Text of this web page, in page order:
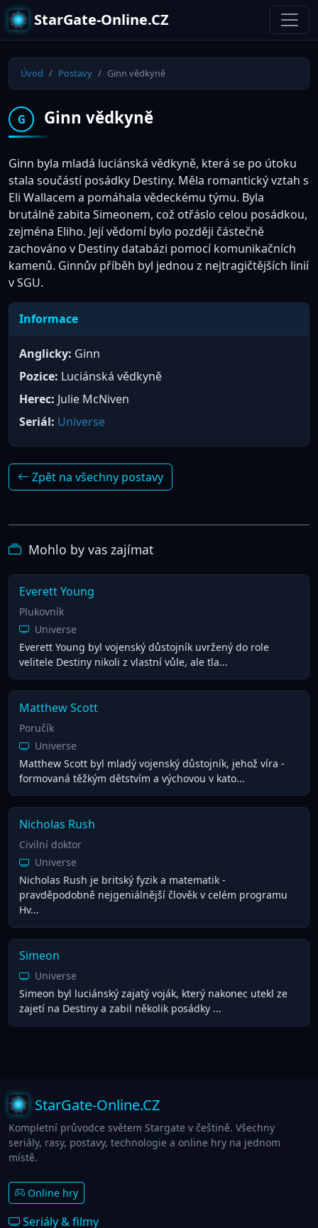
StarGate-Online.CZ
Úvod Postavy Ginn vědkyně
G Ginn vědkyně
Ginn byla mladá luciánská vědkyně, která se po útoku
stala součástí posádky Destiny. Měla romantický vztah s
Eli Wallacem a pomáhala vědeckému týmu. Byla
brutálně zabita Simeonem, což otřáslo celou posádkou,
zejména Eliho. Její vědomí bylo později částečně
zachováno v Destiny databázi pomocí komunikačních
kamenů. Ginnův příběh byl jednou z nejtragičtějších linií
v SGU.
Informace
Anglicky: Ginn
Pozice: Luciánská vědkyně
Herec: Julie McNiven
Seriál: Universe
Zpět na všechny postavy
Mohlo by vas zajímat
Everett Young
Plukovník
Universe
Everett Young byl vojenský důstojník uvržený do role
velitele Destiny nikoli z vlastní vůle, ale tla...
Matthew Scott
Poručík
Universe
Matthew Scott byl mladý vojenský důstojník, jehož víra -
formovaná těžkým dětstvím a výchovou v kato...
Nicholas Rush
Civilní doktor
Universe
Nicholas Rush je britský fyzik a matematik -
pravděpodobně nejgeniálnější člověk v celém programu
Hv...
Simeon
Universe
Simeon byl luciánský zajatý voják, který nakonec utekl ze
zajetí na Destiny a zabil několik posádky ...
StarGate-Online.CZ
Kompletní průvodce světem Stargate v češtině. Všechny
seriály, rasy, postavy, technologie a online hry na jednom
místě.
Online hry
Seriály & filmy